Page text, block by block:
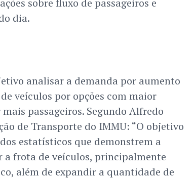
dia.
analisar a demanda por aumento
veículos por opções com maior
passageiros. Segundo Alfredo
de Transporte do IMMU: “O objetivo
estatísticos que demonstrem a
a frota de veículos, principalmente
além de expandir a quantidade de